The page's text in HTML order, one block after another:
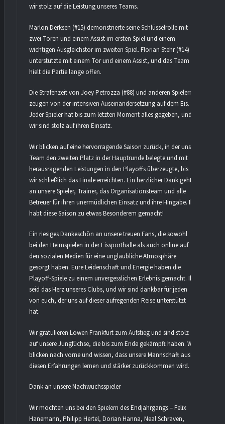
wir stolz auf die Leistung unseres Teams.
Marlon Derksen (#15) demonstrierte seine Schlüsselrolle mit
zwei Toren und einem Assist im ersten Spiel und einem
wichtigen Ausgleichstor im zweiten Spiel. Florian Stehr (#14)
unterstützte mit einem Tor und einem Assist, und das Team
hielt die Partie lange offen.
Die Strafenzeit von Joey Petrozza (#88) und anderen Spielern
zeugen von der intensiven Auseinandersetzung auf dem Eis.
Jeder Spieler hat bis zum letzten Moment alles gegeben, und
wir sind stolz auf ihren Einsatz.
Wir blicken auf eine hervorragende Saison zurück, in der unser
Team den zweiten Platz in der Hauptrunde belegte und mit
herausragenden Leistungen in den Playoffs überzeugte, bis
wir schließlich das Finale erreichten. Ein herzlicher Dank geht
an unsere Spieler, Trainer, das Organisationsteam und alle
Betreuer für ihren unermüdlichen Einsatz und ihre Hingabe. Ihr
habt diese Saison zu etwas Besonderem gemacht!
Ein riesiges Dankeschön an unsere treuen Fans, die sowohl
bei den Heimspielen in der Eissporthalle als auch online auf
den sozialen Medien für eine unglaubliche Atmosphäre
gesorgt haben. Eure Leidenschaft und Energie haben die
Playoff-Spiele zu einem unvergesslichen Erlebnis gemacht. Ihr
seid das Herz unseres Clubs, und wir sind dankbar für jeden
von euch, der uns auf dieser aufregenden Reise unterstützt
hat.
Wir gratulieren Löwen Frankfurt zum Aufstieg und sind stolz
auf unsere Jungfüchse, die bis zum Ende gekämpft haben. Wir
blicken nach vorne und wissen, dass unsere Mannschaft aus
diesen Erfahrungen lernen und stärker zurückkommen wird.
Dank an unsere Nachwuchsspieler
Wir möchten uns bei den Spielern des Endjahrgangs – Felix
Hanemann, Philipp Hertel, Dorian Hanna, Neal Schraven,